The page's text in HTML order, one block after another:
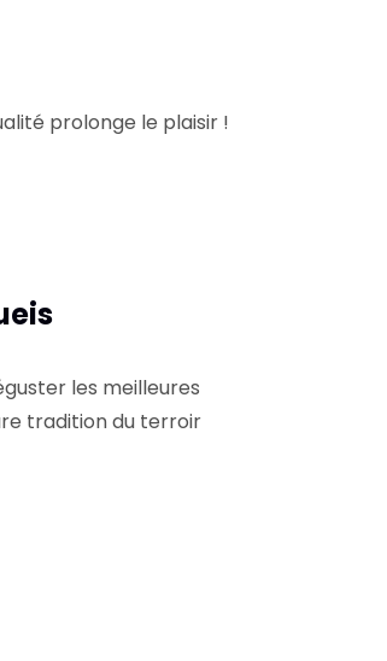
prolonge le plaisir !
les meilleures
tradition du terroir